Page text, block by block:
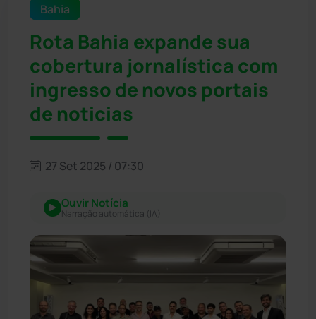
Bahia
Rota Bahia expande sua
cobertura jornalística com
ingresso de novos portais
de noticias
27 Set 2025 / 07:30
Ouvir Notícia
Narração automática (IA)